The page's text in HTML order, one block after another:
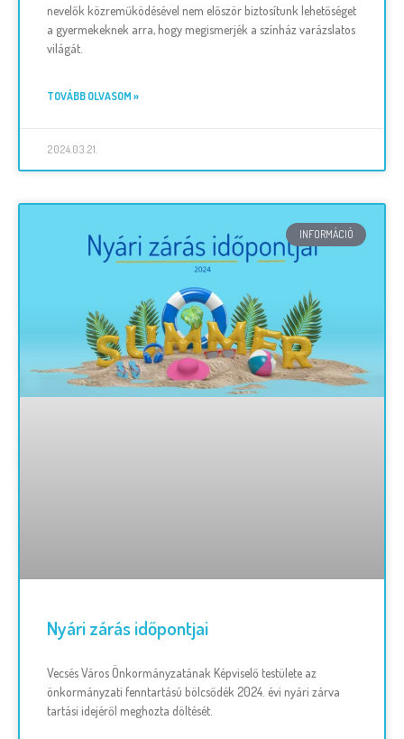
nevelők közreműködésével nem először biztosítunk lehetőséget
a gyermekeknek arra, hogy megismerjék a színház varázslatos
világát.
TOVÁBB OLVASOM »
2024.03.21.
INFORMÁCIÓ
Nyári zárás időpontjai
Vecsés Város Önkormányzatának Képviselő testülete az
önkormányzati fenntartású bölcsődék 2024. évi nyári zárva
tartási idejéről meghozta döltését.